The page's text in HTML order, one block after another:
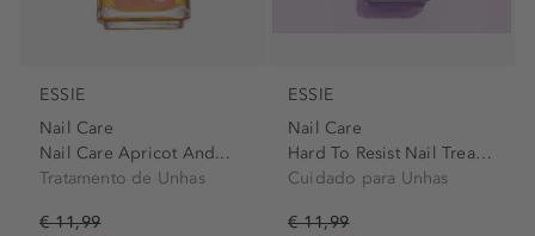
ESSIE
Nail Care
Nail Care Apricot And...
Tratamento de Unhas
€ 11,99
ESSIE
Nail Care
Hard To Resist Nail Treatment
Cuidado para Unhas
€ 11,99